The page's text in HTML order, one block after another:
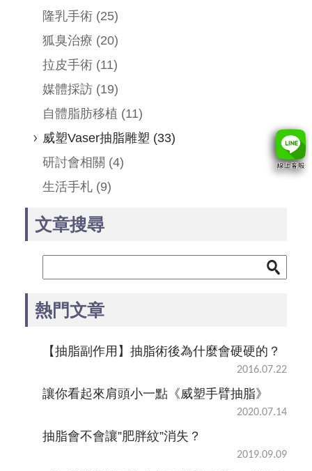
隆乳手術 (25)
狐臭治療 (20)
拉皮手術 (11)
媒體採訪 (19)
自體脂肪移植 (11)
威塑Vaser抽脂雕塑 (33)
研討會相關 (4)
生活手札 (9)
文章搜尋
熱門文章
【抽脂副作用】抽脂術後為什麼會硬硬的？
2016.07.22
讓你看起來肩頭小一點《威塑手臂抽脂》
2020.07.14
抽脂會不會讓”肥胖紋”消失？
2019.09.09